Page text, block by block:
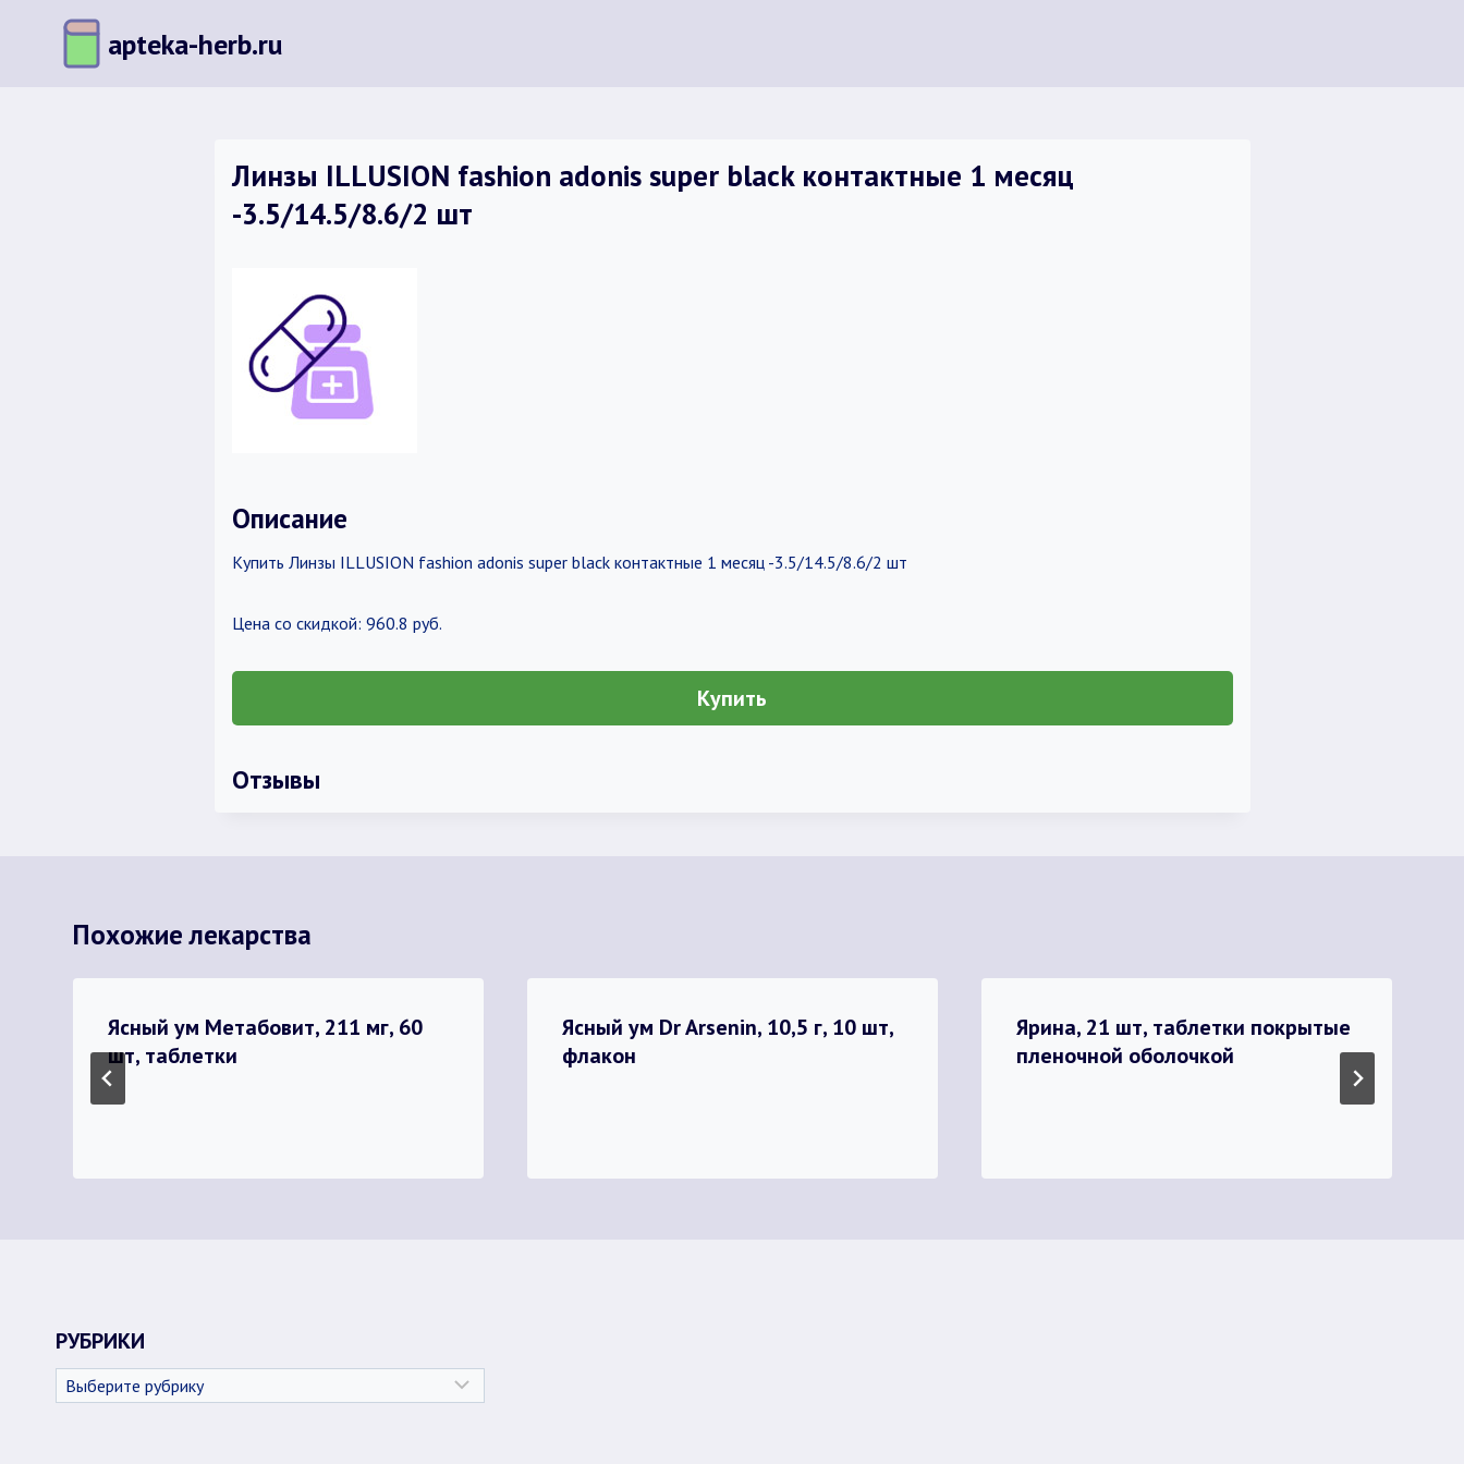
содержимому
apteka-herb.ru
Линзы ILLUSION fashion adonis super black контактные 1 месяц
-3.5/14.5/8.6/2 шт
Описание
Купить Линзы ILLUSION fashion adonis super black контактные 1 месяц -3.5/14.5/8.6/2 шт
Цена со скидкой: 960.8 руб.
Купить
Отзывы
Похожие лекарства
Ясный ум Метабовит, 211 мг, 60
шт, таблетки
Ясный ум Dr Arsenin, 10,5 г, 10 шт,
флакон
Ярина, 21 шт, таблетки покрытые
пленочной оболочкой
РУБРИКИ
Рубрики